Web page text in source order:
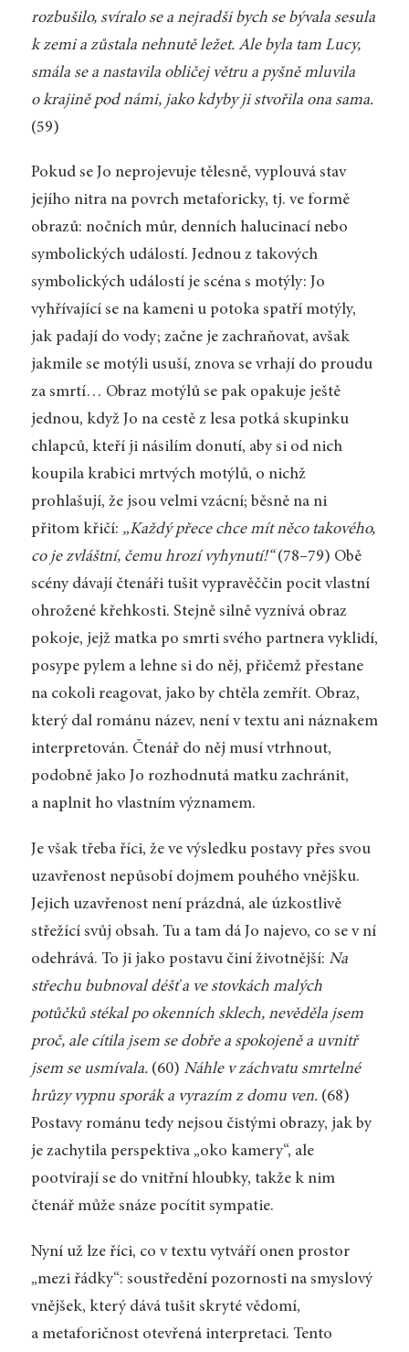
rozbušilo, svíralo se a nejradši bych se bývala sesula
k zemi a zůstala nehnutě ležet. Ale byla tam Lucy,
smála se a nastavila obličej větru a pyšně mluvila
o krajině pod námi, jako kdyby ji stvořila ona sama.
(59)
Pokud se Jo neprojevuje tělesně, vyplouvá stav
jejího nitra na povrch metaforicky, tj. ve formě
obrazů: nočních můr, denních halucinací nebo
symbolických událostí. Jednou z takových
symbolických událostí je scéna s motýly: Jo
vyhřívající se na kameni u potoka spatří motýly,
jak padají do vody; začne je zachraňovat, avšak
jakmile se motýli usuší, znova se vrhají do proudu
za smrtí… Obraz motýlů se pak opakuje ještě
jednou, když Jo na cestě z lesa potká skupinku
chlapců, kteří ji násilím donutí, aby si od nich
koupila krabici mrtvých motýlů, o nichž
prohlašují, že jsou velmi vzácní; běsně na ni
přitom křičí: „Každý přece chce mít něco takového,
co je zvláštní, čemu hrozí vyhynutí!“(78–79) Obě
scény dávají čtenáři tušit vypravěččin pocit vlastní
ohrožené křehkosti. Stejně silně vyznívá obraz
pokoje, jejž matka po smrti svého partnera vyklidí,
posype pylem a lehne si do něj, přičemž přestane
na cokoli reagovat, jako by chtěla zemřít. Obraz,
který dal románu název, není v textu ani náznakem
interpretován. Čtenář do něj musí vtrhnout,
podobně jako Jo rozhodnutá matku zachránit,
a naplnit ho vlastním významem.
Je však třeba říci, že ve výsledku postavy přes svou
uzavřenost nepůsobí dojmem pouhého vnějšku.
Jejich uzavřenost není prázdná, ale úzkostlivě
střežící svůj obsah. Tu a tam dá Jo najevo, co se v ní
odehrává. To ji jako postavu činí životnější: Na
střechu bubnoval déšť a ve stovkách malých
potůčků stékal po okenních sklech, nevěděla jsem
proč, ale cítila jsem se dobře a spokojeně a uvnitř
jsem se usmívala.(60) Náhle v záchvatu smrtelné
hrůzy vypnu sporák a vyrazím z domu ven.(68)
Postavy románu tedy nejsou čistými obrazy, jak by
je zachytila perspektiva „oko kamery“, ale
pootvírají se do vnitřní hloubky, takže k nim
čtenář může snáze pocítit sympatie.
Nyní už lze říci, co v textu vytváří onen prostor
„mezi řádky“: soustředění pozornosti na smyslový
vnějšek, který dává tušit skryté vědomí,
a metaforičnost otevřená interpretaci. Tento